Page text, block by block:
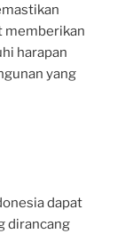
memberikan
harapan
yang
dapat
dirancang